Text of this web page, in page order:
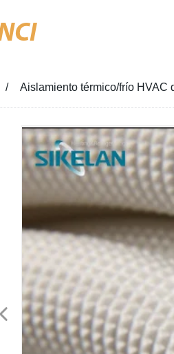
Aislamiento térmico/frío HVAC